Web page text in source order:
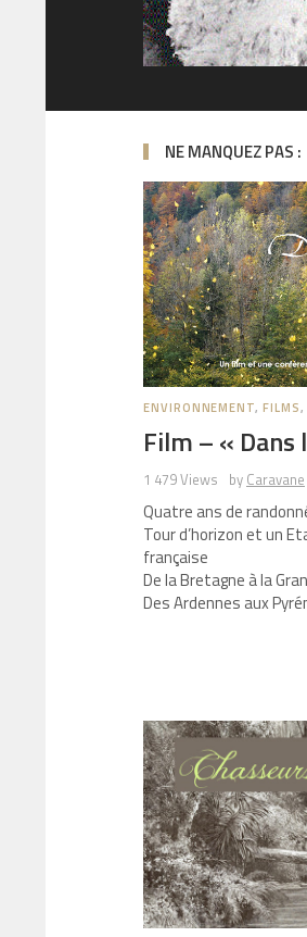
NE MANQUEZ PAS :
ENVIRONNEMENT,FILMS,
Film – «
1 479 Views by Caravane
Quatre ans de
Tour d’horizon et un
française
De la Bretagne à la
Des Ardennes aux